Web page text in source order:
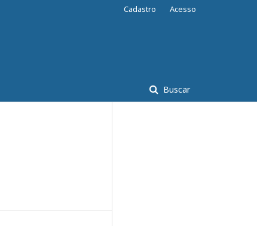
Buscar
Cadastro Acesso